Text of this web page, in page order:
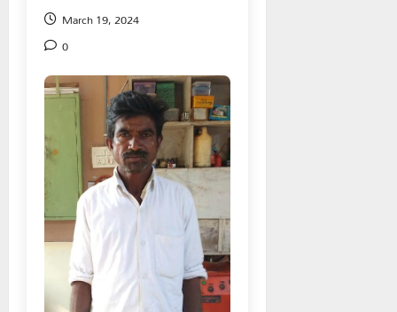
March 19, 2024
0